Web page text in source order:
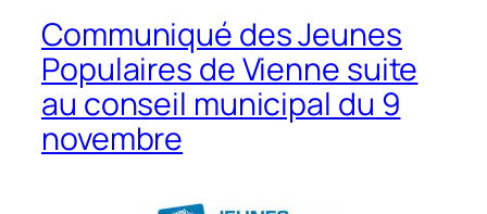
Communiqué des Jeunes
Populaires de Vienne suite
au conseil municipal du 9
novembre